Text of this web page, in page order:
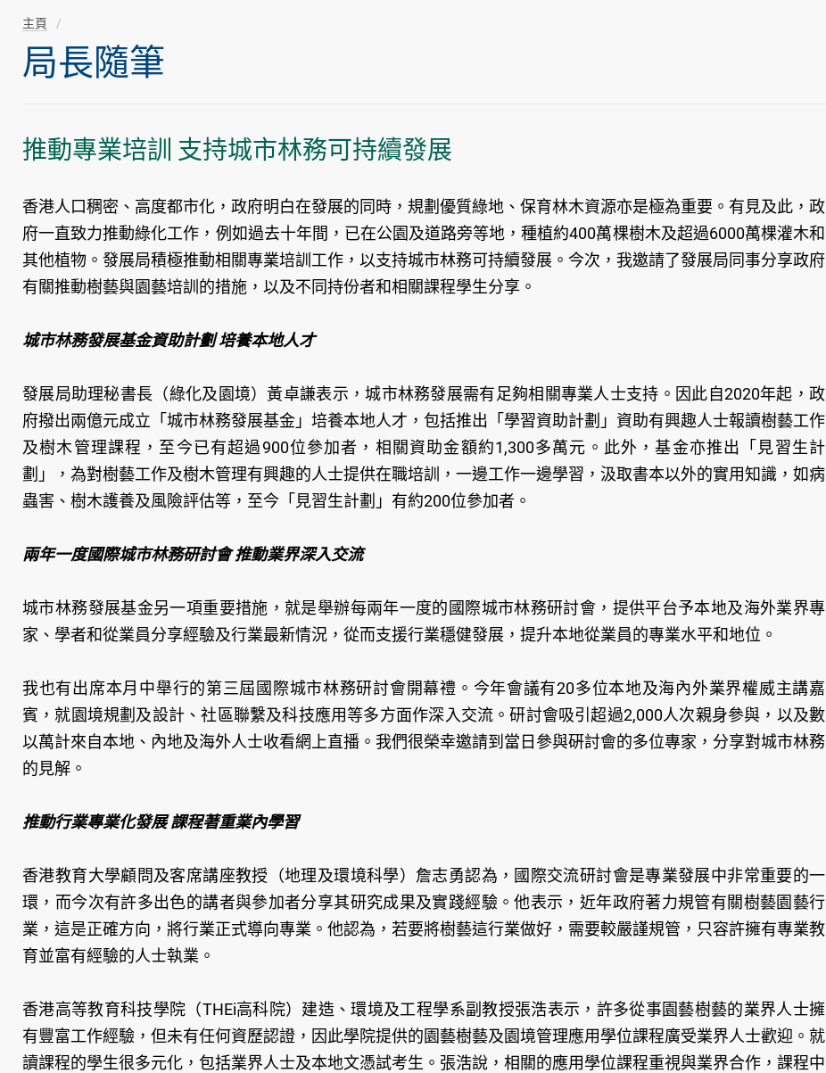
主頁
局長隨筆
推動專業培訓 支持城市林務可持續發展
香港人口稠密、高度都市化，政府明白在發展的同時，規劃優質綠地、保育林木資源亦是極為重要。有見及此，政
府一直致力推動綠化工作，例如過去十年間，已在公園及道路旁等地，種植約400萬棵樹木及超過6000萬棵灌木和
其他植物。發展局積極推動相關專業培訓工作，以支持城市林務可持續發展。今次，我邀請了發展局同事分享政府
有關推動樹藝與園藝培訓的措施，以及不同持份者和相關課程學生分享。
城市林務發展基金資助計劃 培養本地人才
發展局助理秘書長（綠化及園境）黃卓謙表示，城市林務發展需有足夠相關專業人士支持。因此自2020年起，政
府撥出兩億元成立「城市林務發展基金」培養本地人才，包括推出「學習資助計劃」資助有興趣人士報讀樹藝工作
及樹木管理課程，至今已有超過900位參加者，相關資助金額約1,300多萬元。此外，基金亦推出「見習生計
劃」，為對樹藝工作及樹木管理有興趣的人士提供在職培訓，一邊工作一邊學習，汲取書本以外的實用知識，如病
蟲害、樹木護養及風險評估等，至今「見習生計劃」有約200位參加者。
兩年一度國際城市林務研討會 推動業界深入交流
城市林務發展基金另一項重要措施，就是舉辦每兩年一度的國際城市林務研討會，提供平台予本地及海外業界專
家、學者和從業員分享經驗及行業最新情況，從而支援行業穩健發展，提升本地從業員的專業水平和地位。
我也有出席本月中舉行的第三屆國際城市林務研討會開幕禮。今年會議有20多位本地及海內外業界權威主講嘉
賓，就園境規劃及設計、社區聯繫及科技應用等多方面作深入交流。研討會吸引超過2,000人次親身參與，以及數
以萬計來自本地、內地及海外人士收看網上直播。我們很榮幸邀請到當日參與硏討會的多位專家，分享對城市林務
的見解。
推動行業專業化發展 課程著重業內學習
香港教育大學顧問及客席講座教授（地理及環境科學）詹志勇認為，國際交流研討會是專業發展中非常重要的一
環，而今次有許多出色的講者與參加者分享其研究成果及實踐經驗。他表示，近年政府著力規管有關樹藝園藝行
業，這是正確方向，將行業正式導向專業。他認為，若要將樹藝這行業做好，需要較嚴謹規管，只容許擁有專業教
育並富有經驗的人士執業。
香港高等教育科技學院（THEi高科院）建造、環境及工程學系副教授張浩表示，許多從事園藝樹藝的業界人士擁
有豐富工作經驗，但未有任何資歷認證，因此學院提供的園藝樹藝及園境管理應用學位課程廣受業界人士歡迎。就
讀課程的學生很多元化，包括業界人士及本地文憑試考生。張浩說，相關的應用學位課程重視與業界合作，課程中